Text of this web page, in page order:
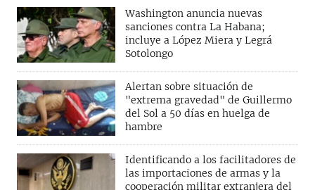
Washington anuncia nuevas
sanciones contra La Habana;
incluye a López Miera y Legrá
Sotolongo
Alertan sobre situación de
"extrema gravedad" de Guillermo
del Sol a 50 días en huelga de
hambre
Identificando a los facilitadores de
las importaciones de armas y la
cooperación militar extranjera del